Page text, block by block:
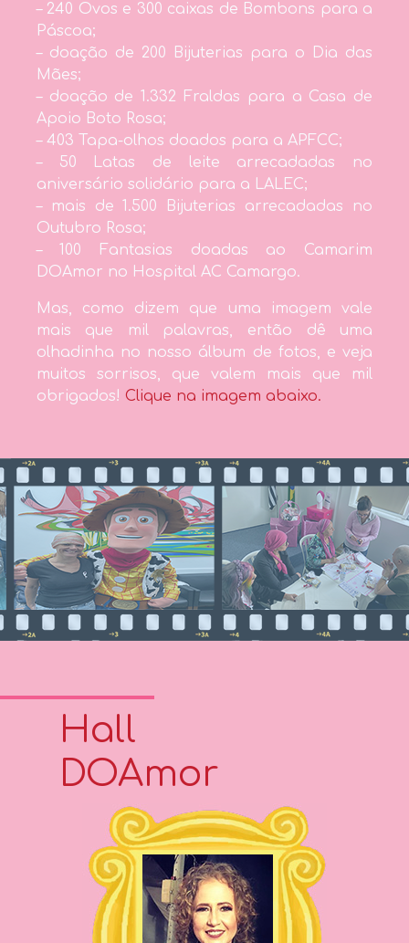
– 240 Ovos e 300 caixas de Bombons para a
Páscoa;
– doação de 200 Bijuterias para o Dia das
Mães;
– doação de 1.332 Fraldas para a Casa de
Apoio Boto Rosa;
– 403 Tapa-olhos doados para a APFCC;
– 50 Latas de leite arrecadadas no
aniversário solidário para a LALEC;
– mais de 1.500 Bijuterias arrecadadas no
Outubro Rosa;
– 100 Fantasias doadas ao Camarim
DOAmor no Hospital AC Camargo.
Mas, como dizem que uma imagem vale
mais que mil palavras, então dê uma
olhadinha no nosso álbum de fotos, e veja
muitos sorrisos, que valem mais que mil
obrigados! Clique na imagem abaixo.
Hall
DOAmor